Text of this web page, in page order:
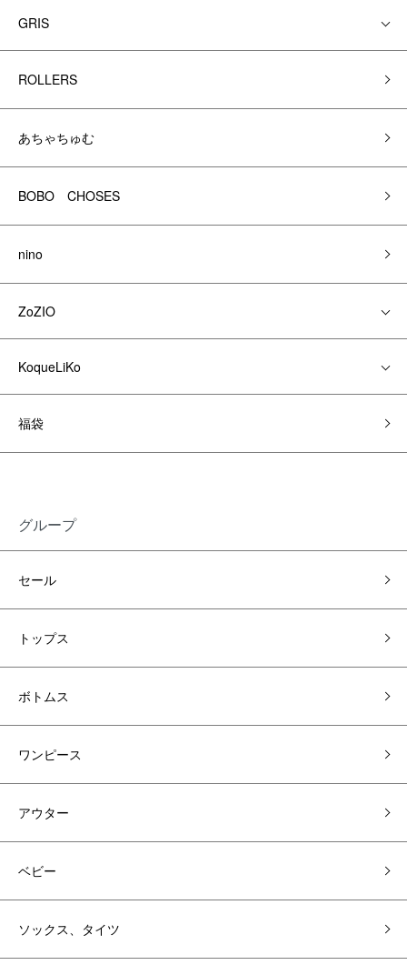
GRIS
ROLLERS
あちゃちゅむ
BOBO CHOSES
nino
ZoZIO
KoqueLiKo
福袋
グループ
セール
トップス
ボトムス
ワンピース
アウター
ベビー
ソックス、タイツ